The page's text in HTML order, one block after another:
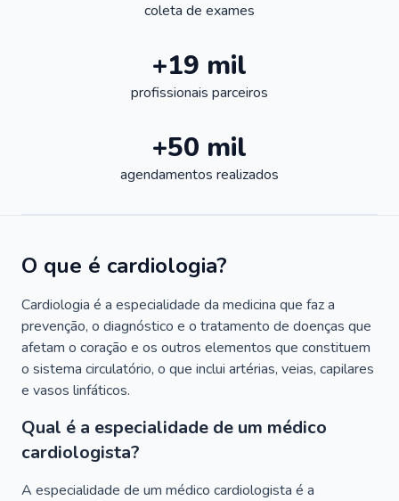
coleta de exames
+19 mil
profissionais parceiros
+50 mil
agendamentos realizados
O que é cardiologia?
Cardiologia é a especialidade da medicina que faz a
prevenção, o diagnóstico e o tratamento de doenças que
afetam o coração e os outros elementos que constituem
o sistema circulatório, o que inclui artérias, veias, capilares
e vasos linfáticos.
Qual é a especialidade de um médico
cardiologista?
A especialidade de um médico cardiologista é a